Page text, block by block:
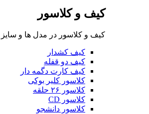
کیف و کلاسور
کیف و کلاسور در مدل ها و
کیف کشدار
کیف دو قفله
کیف کارت دگمه دار
کلاسور کلیر بوکی
کلاسور ۲۶ حلقه
کلاسور CD
کلاسور دانشجو